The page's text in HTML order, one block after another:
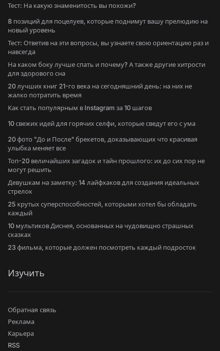
Тест: На какую знаменитость вы похожи?
8 позиций для поцелуев, которые поднимут вашу прелюдию на
новый уровень
Тест: Ответив на эти вопросы, вы узнаете свою ориентацию раз и
навсегда
На каком боку лучше спать и почему? А также другие хитрости
для здорового сна
20 лучших книг 21-го века на сегодняшний день: на них не
жалко потратить время
Как стать популярным в Instagram за 10 шагов
10 свежих идей для горячих селфи, которые сведут его с ума
20 фото "До и После" брекетов, доказывающих что красивая
улыбка меняет все
Топ-20 величайших загадок и тайн прошлого: их до сих пор не
могут решить
Девушкам на заметку: 14 лайфхаков для создания идеальных
стрелок
25 крутых суперспособностей, которыми хотел бы обладать
каждый
10 мультиков Диснея, основанных на чудовищно страшных
сказках
23 фильма, которые должен посмотреть каждый подросток
Изучить
Обратная связь
Реклама
Карьера
RSS